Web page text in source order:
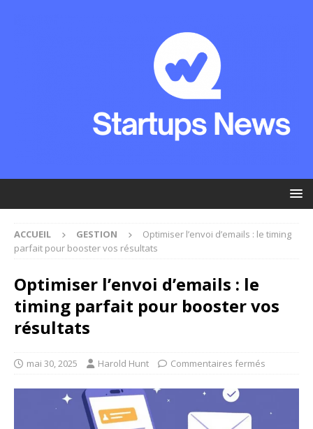
ACCUEIL GESTION
Optimiser l’envoi d’emails : le timing
parfait pour booster vos résultats
Optimiser l’envoi d’emails : le
timing parfait pour booster vos
résultats
mai 30, 2025 Harold Hunt Commentaires fermés